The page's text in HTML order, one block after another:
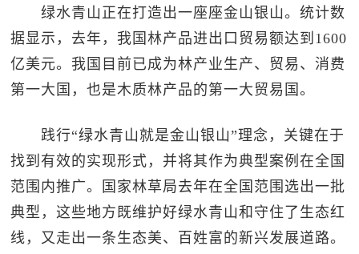
绿水青山正在打造出一座座金山银山。统计数
据显示，去年，我国林产品进出口贸易额达到1600
亿美元。我国目前已成为林产业生产、贸易、消费
第一大国，也是木质林产品的第一大贸易国。
践行“绿水青山就是金山银山”理念，关键在于
找到有效的实现形式，并将其作为典型案例在全国
范围内推广。国家林草局去年在全国范围选出一批
典型，这些地方既维护好绿水青山和守住了生态红
线，又走出一条生态美、百姓富的新兴发展道路。